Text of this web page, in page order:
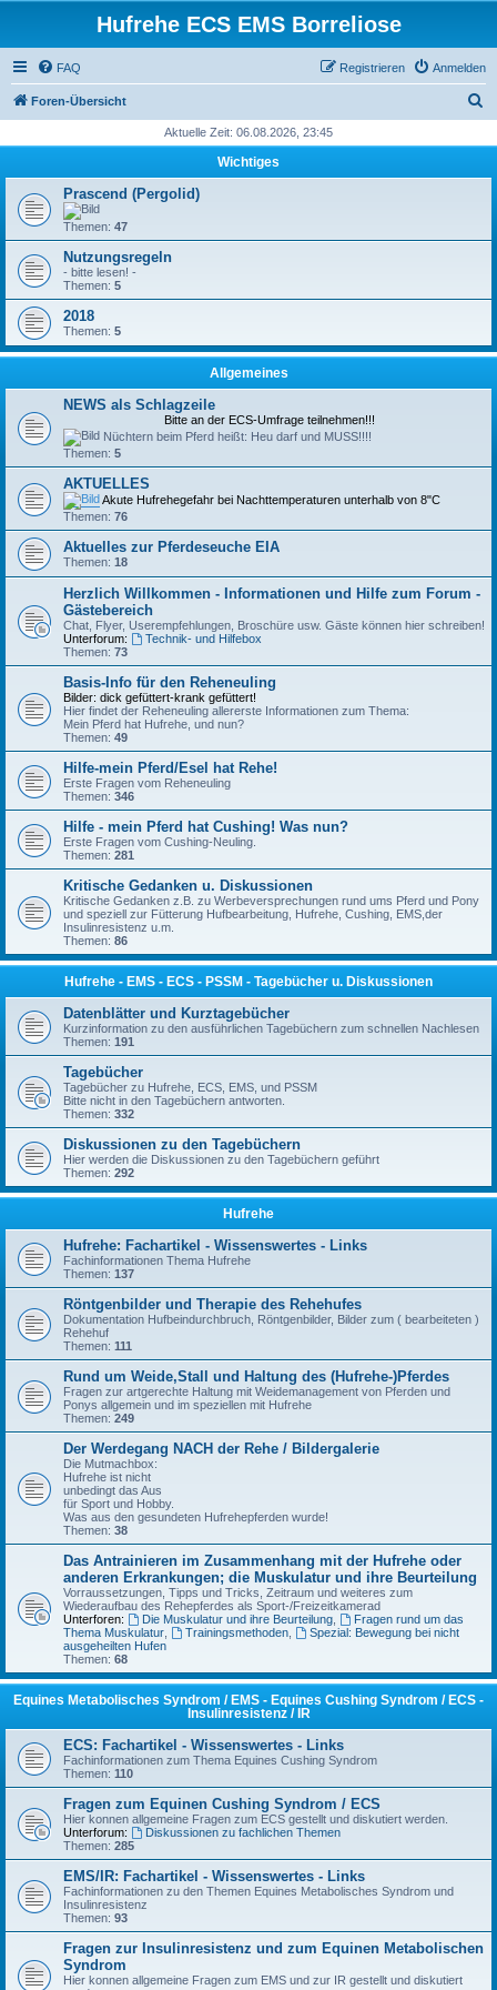
Hufrehe ECS EMS Borreliose
FAQ Anmelden
Registrieren
Foren-Übersicht
h
Aktuelle Zeit: 06.08.2026, 23:45
Wichtiges
Prascend (Pergolid)
Themen: 47
Nutzungsregeln
- bitte lesen! -
Themen: 5
2018
Themen: 5
Allgemeines
NEWS als Schlagzeile
Bitte an der ECS-Umfrage teilnehmen!!!
Nüchtern beim Pferd heißt: Heu darf und MUSS!!!!
Themen: 5
AKTUELLES
Akute Hufrehegefahr bei Nachttemperaturen unterhalb von 8"C
Themen: 76
Aktuelles zur Pferdeseuche EIA
Themen: 18
Herzlich Willkommen - Informationen und Hilfe zum Forum -
Gästebereich
Chat, Flyer, Userempfehlungen, Broschüre usw. Gäste können hier schreiben!
Unterforum:
Technik- und Hilfebox
Themen: 73
Basis-Info für den Reheneuling
Bilder: dick gefüttert-krank gefüttert!
Hier findet der Reheneuling allererste Informationen zum Thema:
Mein Pferd hat Hufrehe, und nun?
Themen: 49
Hilfe-mein Pferd/Esel hat Rehe!
Erste Fragen vom Reheneuling
Themen: 346
Hilfe - mein Pferd hat Cushing! Was nun?
Erste Fragen vom Cushing-Neuling.
Themen: 281
Kritische Gedanken u. Diskussionen
Kritische Gedanken z.B. zu Werbeversprechungen rund ums Pferd und Pony
und speziell zur Fütterung Hufbearbeitung, Hufrehe, Cushing, EMS,der
Insulinresistenz u.m.
Themen: 86
Hufrehe - EMS - ECS - PSSM - Tagebücher u. Diskussionen
Datenblätter und Kurztagebücher
Kurzinformation zu den ausführlichen Tagebüchern zum schnellen Nachlesen
Themen: 191
Tagebücher
Tagebücher zu Hufrehe, ECS, EMS, und PSSM
Bitte nicht in den Tagebüchern antworten.
Themen: 332
Diskussionen zu den Tagebüchern
Hier werden die Diskussionen zu den Tagebüchern geführt
Themen: 292
Hufrehe
Hufrehe: Fachartikel - Wissenswertes - Links
Fachinformationen Thema Hufrehe
Themen: 137
Röntgenbilder und Therapie des Rehehufes
Dokumentation Hufbeindurchbruch, Röntgenbilder, Bilder zum ( bearbeiteten )
Rehehuf
Themen: 111
Rund um Weide,Stall und Haltung des (Hufrehe-)Pferdes
Fragen zur artgerechte Haltung mit Weidemanagement von Pferden und
Ponys allgemein und im speziellen mit Hufrehe
Themen: 249
Der Werdegang NACH der Rehe / Bildergalerie
Die Mutmachbox:
Hufrehe ist nicht
unbedingt das Aus
für Sport und Hobby.
Was aus den gesundeten Hufrehepferden wurde!
Themen: 38
Das Antrainieren im Zusammenhang mit der Hufrehe oder
anderen Erkrankungen; die Muskulatur und ihre Beurteilung
Vorraussetzungen, Tipps und Tricks, Zeitraum und weiteres zum
Wiederaufbau des Rehepferdes als Sport-/Freizeitkamerad
Unterforen:
Die Muskulatur und ihre Beurteilung,
Fragen rund um das
Thema Muskulatur
Trainingsmethoden,
Spezial: Bewegung bei nicht
ausgeheilten Hufen
Themen: 68
Equines Metabolisches Syndrom / EMS - Equines Cushing Syndrom / ECS -
Insulinresistenz / IR
ECS: Fachartikel - Wissenswertes - Links
Fachinformationen zum Thema Equines Cushing Syndrom
Themen: 110
Fragen zum Equinen Cushing Syndrom / ECS
Hier konnen allgemeine Fragen zum ECS gestellt und diskutiert werden.
Unterforum:
Diskussionen zu fachlichen Themen
Themen: 285
EMS/IR: Fachartikel - Wissenswertes - Links
Fachinformationen zu den Themen Equines Metabolisches Syndrom und
Insulinresistenz
Themen: 93
Fragen zur Insulinresistenz und zum Equinen Metabolischen
Syndrom
Hier konnen allgemeine Fragen zum EMS und zur IR gestellt und diskutiert